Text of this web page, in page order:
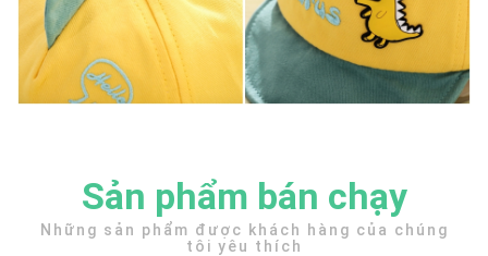
Sản phẩm bán chạy
Những sản phẩm được khách hàng của chúng
tôi yêu thích